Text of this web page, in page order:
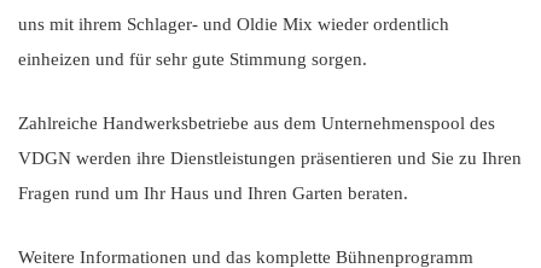
uns mit ihrem Schlager- und Oldie Mix wieder ordentlich
einheizen und für sehr gute Stimmung sorgen.
Zahlreiche Handwerksbetriebe aus dem Unternehmenspool des
VDGN werden ihre Dienstleistungen präsentieren und Sie zu Ihren
Fragen rund um Ihr Haus und Ihren Garten beraten.
Weitere Informationen und das komplette Bühnenprogramm